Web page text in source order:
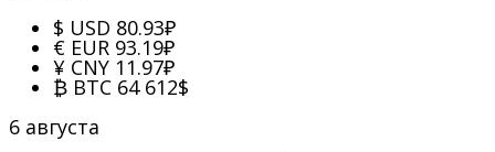
$ USD 80.93₽
€ EUR 93.19₽
¥ CNY 11.97₽
₿ BTC 64 612$
6 августа